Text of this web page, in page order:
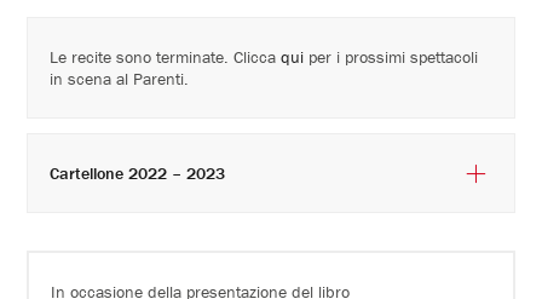
In occasione della presentazione del libro
Le recite sono terminate. Cliccaqui per i prossimi spettacoli
in scena al Parenti.
Cartellone 2022 – 2023